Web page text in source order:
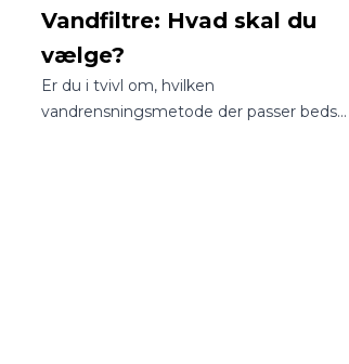
Vandfiltre: Hvad skal du
vælge?
Er du i tvivl om, hvilken
vandrensningsmetode der passer bedst